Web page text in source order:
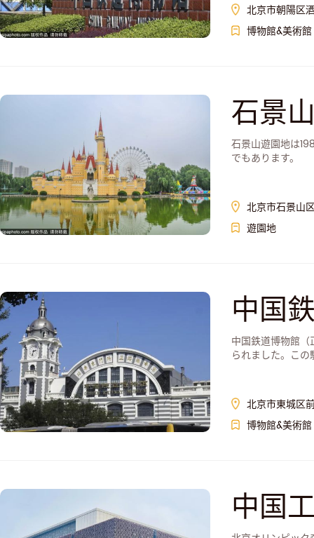
北京市朝陽区
博物館&美術館
石景
石景山遊園地は
でもあります。
北京市石景山
遊園地
中国
中国鉄道博物館
られました。こ
北京市東城区
博物館&美術館
中国